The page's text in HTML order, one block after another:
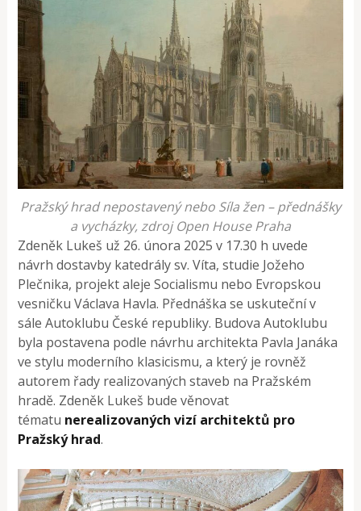
Pražský hrad nepostavený nebo Síla žen – přednášky
a vycházky, zdroj Open House Praha
Zdeněk Lukeš už 26. února 2025 v 17.30 h uvede
návrh dostavby katedrály sv. Víta, studie Jožeho
Plečnika, projekt aleje Socialismu nebo Evropskou
vesničku Václava Havla. Přednáška se uskuteční v
sále Autoklubu České republiky. Budova Autoklubu
byla postavena podle návrhu architekta Pavla Janáka
ve stylu moderního klasicismu, a který je rovněž
autorem řady realizovaných staveb na Pražském
hradě. Zdeněk Lukeš bude věnovat
tématu nerealizovaných vizí architektů pro
Pražský hrad.